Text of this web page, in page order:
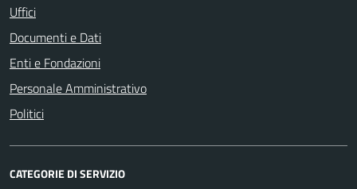
Uffici
Documenti e Dati
Enti e Fondazioni
Personale Amministrativo
Politici
CATEGORIE DI SERVIZIO